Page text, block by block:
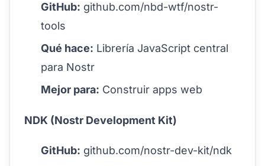
GitHub: github.com/nbd-wtf/nostr-
tools
Qué hace: Librería JavaScript central
para Nostr
Mejor para: Construir apps web
NDK (Nostr Development Kit)
GitHub: github.com/nostr-dev-kit/ndk